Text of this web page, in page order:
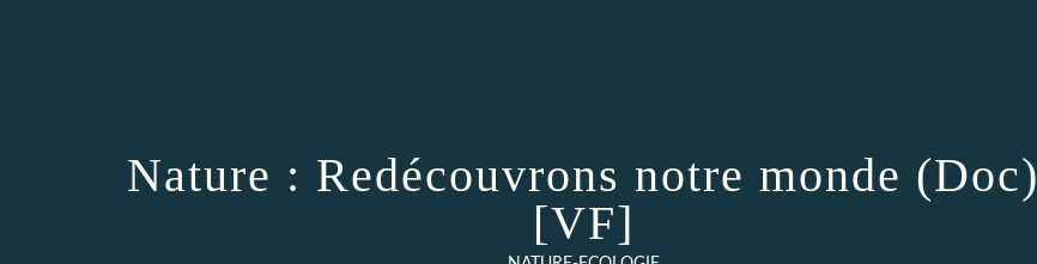
Nature : Redécouvrons notre monde (Doc)
[VF]